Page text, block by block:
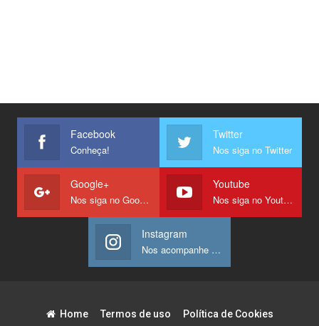
Facebook
Conheça!
Twitter
Nos siga no Twitter
Google+
Nos siga no Google +
Youtube
Nos siga no Youtube
Instagram
Nos acompanhe no Instagram
Home Termos de uso Política de Cookies